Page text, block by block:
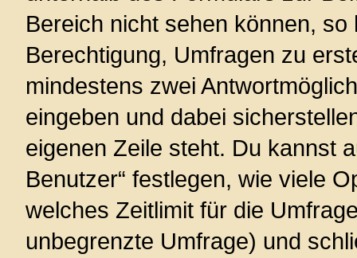
Bereich nicht sehen können,
Berechtigung, Umfragen zu
mindestens zwei
eingeben und dabei
eigenen Zeile steht. Du kannst
Benutzer“ festlegen, wie viele
welches Zeitlimit für die
unbegrenzte Umfrage) und